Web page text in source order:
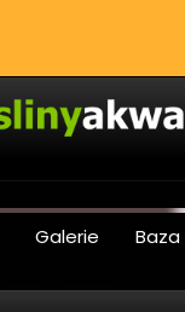
Galerie Baza